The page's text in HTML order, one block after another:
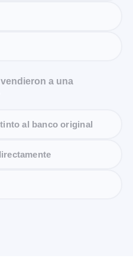
a una
al banco original